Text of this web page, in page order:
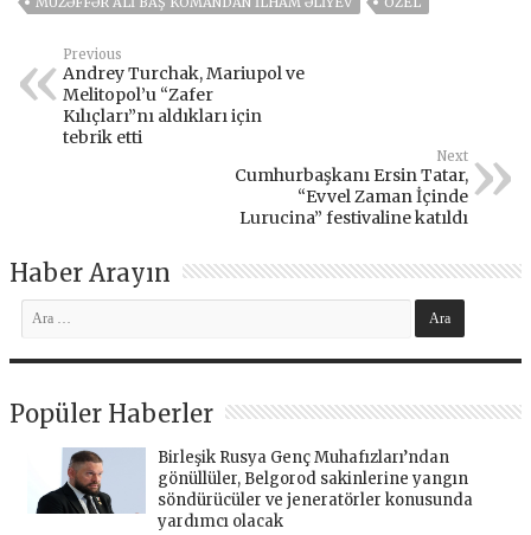
Previous
Andrey Turchak, Mariupol ve
Melitopol’u “Zafer
Kılıçları”nı aldıkları için
tebrik etti
Next
Cumhurbaşkanı Ersin Tatar,
“Evvel Zaman İçinde
Lurucina” festivaline katıldı
Haber Arayın
Popüler Haberler
Birleşik Rusya Genç Muhafızları’ndan
gönüllüler, Belgorod sakinlerine yangın
söndürücüler ve jeneratörler konusunda
yardımcı olacak